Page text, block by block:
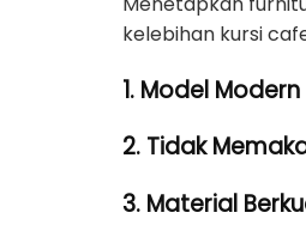
kelebihan kursi
1. Model
2. Tidak
3. Material